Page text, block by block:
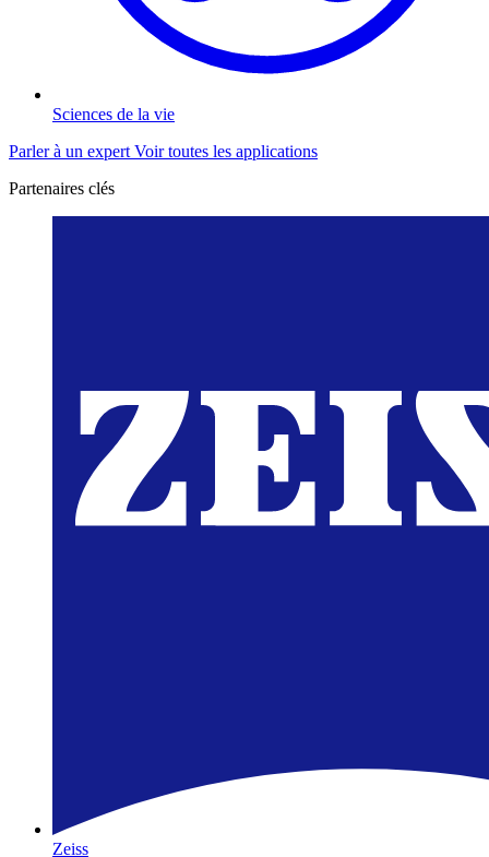
Sciences de la vie
Parler à un expert Voir toutes les applications
Partenaires clés
Zeiss